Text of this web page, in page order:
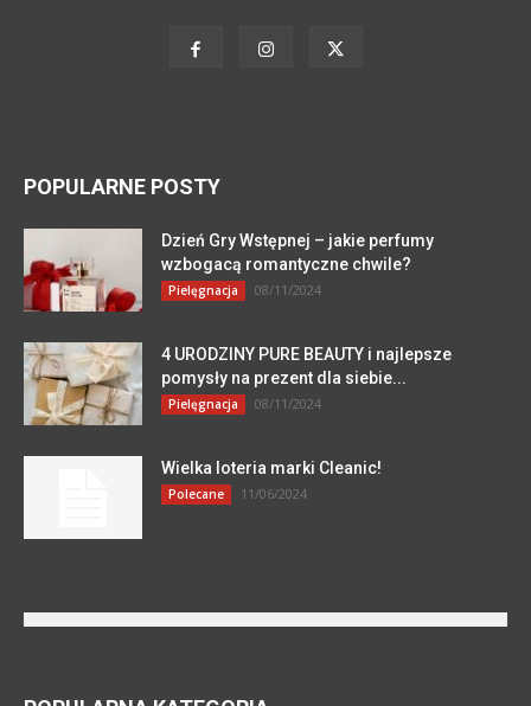
POPULARNE POSTY
Dzień Gry Wstępnej – jakie perfumy
wzbogacą romantyczne chwile?
Pielęgnacja 08/11/2024
4 URODZINY PURE BEAUTY i najlepsze
pomysły na prezent dla siebie...
Pielęgnacja 08/11/2024
Wielka loteria marki Cleanic!
Polecane 11/06/2024